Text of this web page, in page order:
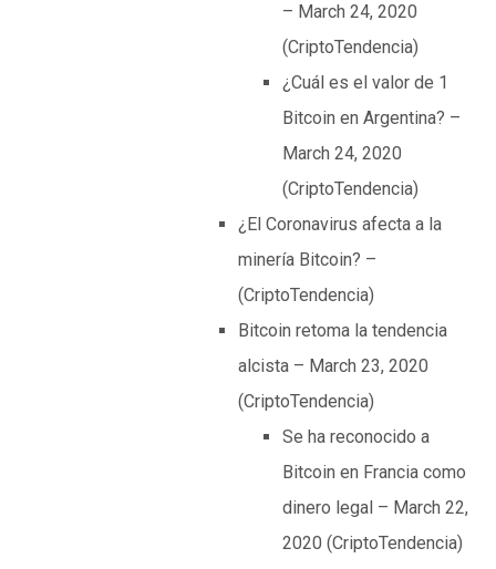
– March 24, 2020
(CriptoTendencia)
¿Cuál es el valor de 1
Bitcoin en Argentina? –
March 24, 2020
(CriptoTendencia)
¿El Coronavirus afecta a la
minería Bitcoin? –
(CriptoTendencia)
Bitcoin retoma la tendencia
alcista – March 23, 2020
(CriptoTendencia)
Se ha reconocido a
Bitcoin en Francia como
dinero legal – March 22,
2020 (CriptoTendencia)